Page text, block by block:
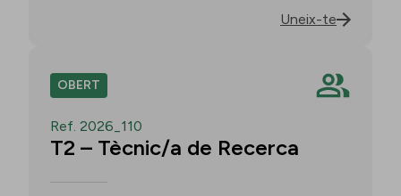
Uneix-te
OBERT
Ref. 2026_110
T2 – Tècnic/a de Recerca